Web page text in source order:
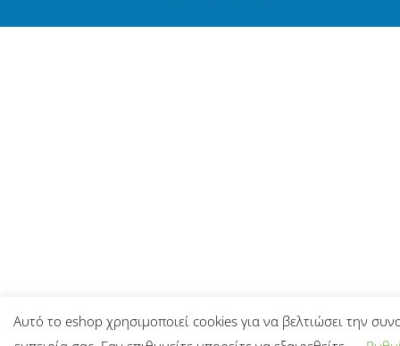
Αυτό το eshop χρησιμοποιεί cookies για να βελτιώσει την